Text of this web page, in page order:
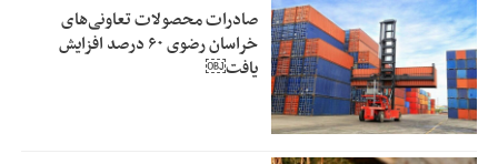
صادرات محصولات تعاونی‌های
خراسان رضوی ۶۰ درصد افزایش
یافت￼